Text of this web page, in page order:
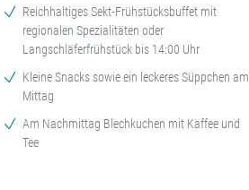
Reichhaltiges Sekt-Frühstücksbuffet mit
regionalen Spezialitäten oder
Langschläferfrühstück bis 14:00 Uhr
Kleine Snacks sowie ein leckeres Süppchen am
Mittag
Am Nachmittag Blechkuchen mit Kaffee und
Tee